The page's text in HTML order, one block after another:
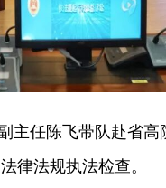
主任陈飞带队赴省
律法规执法检查。